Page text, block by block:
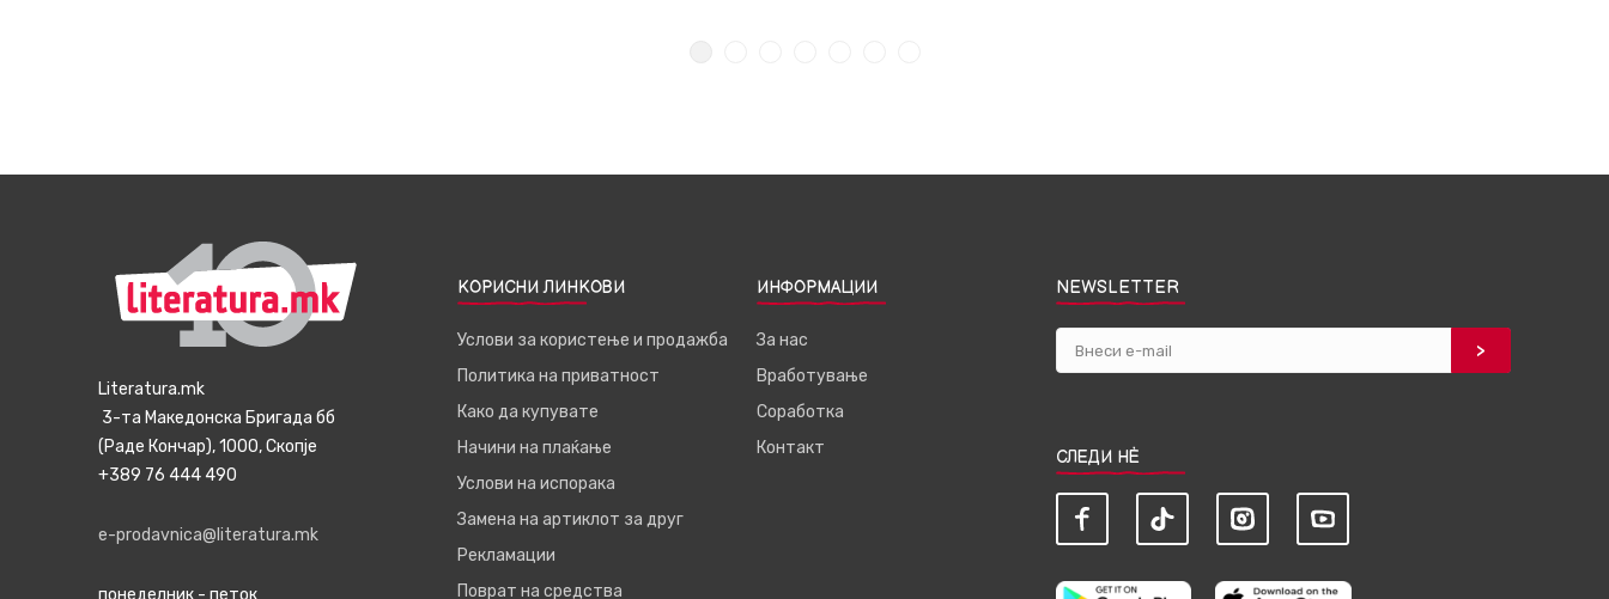
Literatura.mk
3-та Македонска Бригада бб
(Раде Кончар), 1000, Скопје
+389 76 444 490
e-prodavnica@literatura.mk
понеделник - петок
КОРИСНИ ЛИНКОВИ
Услови за користење и продажба
Политика на приватност
Како да купувате
Начини на плаќање
Услови на испорака
Замена на артиклот за друг
Рекламации
Поврат на средства
ИНФОРМАЦИИ
За нас
Вработување
Соработка
Контакт
NEWSLETTER
СЛЕДИ НЀ